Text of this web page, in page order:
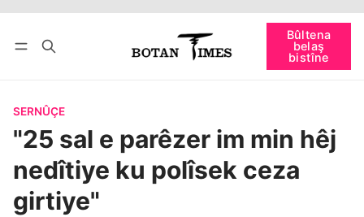
Bûltena
belaş
bistîne
bişopîne
SERNÛÇE
"25 sal e parêzer im min hêj
nedîtiye ku polîsek ceza
girtiye"